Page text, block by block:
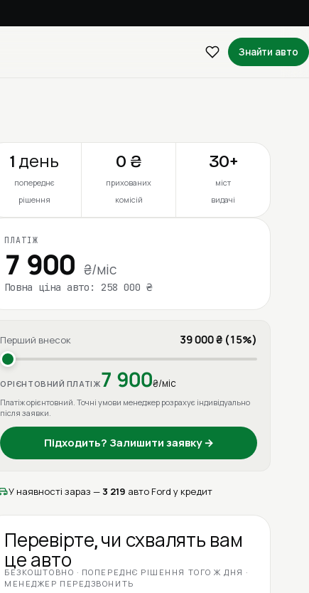
Знайти авто
1 день
попереднє
рішення
0 ₴
прихованих
комісій
30+
міст
видачі
ПЛАТІЖ
7 900 ₴/міс
Повна ціна авто: 258 000 ₴
Перший внесок 39 000 ₴ (15%)
ОРІЄНТОВНИЙ ПЛАТІЖ7 900₴/міс
Платіж орієнтовний. Точні умови менеджер розрахує індивідуально
після заявки.
Підходить? Залишити заявку →
У наявності зараз — 3 219 авто Ford у кредит
Перевірте, чи схвалять вам
це авто
БЕЗКОШТОВНО · ПОПЕРЕДНЄ РІШЕННЯ ТОГО Ж ДНЯ ·
МЕНЕДЖЕР ПЕРЕДЗВОНИТЬ